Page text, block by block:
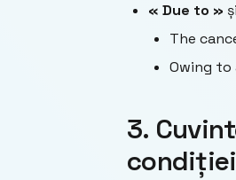
« Due to » și
The
Owing to
3.
condiției